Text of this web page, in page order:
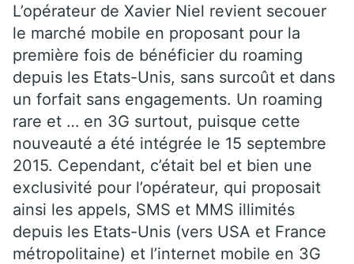
L’opérateur de Xavier Niel revient secouer
le marché mobile en proposant pour la
première fois de bénéficier du roaming
depuis les Etats-Unis, sans surcoût et dans
un forfait sans engagements. Un roaming
rare et … en 3G surtout, puisque cette
nouveauté a été intégrée le 15 septembre
2015. Cependant, c’était bel et bien une
exclusivité pour l’opérateur, qui proposait
ainsi les appels, SMS et MMS illimités
depuis les Etats-Unis (vers USA et France
métropolitaine) et l’internet mobile en 3G